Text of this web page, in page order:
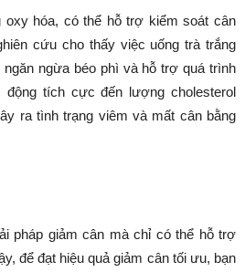
oxy hóa, có thể hỗ trợ kiểm soát cân
cứu cho thấy việc uống trà trắng
ngừa béo phì và hỗ trợ quá trình
động tích cực đến lượng cholesterol
ra tình trạng viêm và mất cân bằng
pháp giảm cân mà chỉ có thể hỗ trợ
để đạt hiệu quả giảm cân tối ưu, bạn